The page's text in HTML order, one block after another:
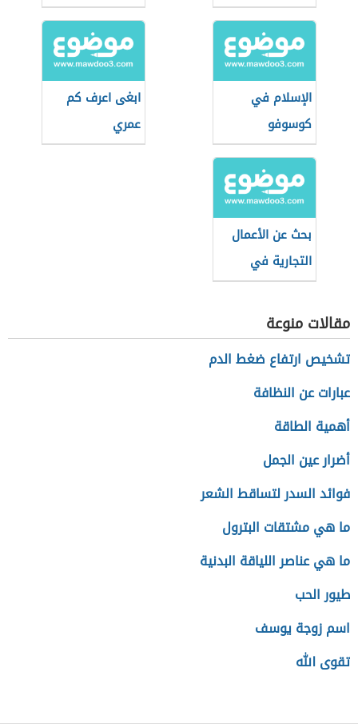
الإسلام في
كوسوفو
ابغى اعرف كم
عمري
بحث عن الأعمال
التجارية في
القانون التجاري
مقالات منوعة
تشخيص ارتفاع ضغط الدم
عبارات عن النظافة
أهمية الطاقة
أضرار عين الجمل
فوائد السدر لتساقط الشعر
ما هي مشتقات البترول
ما هي عناصر اللياقة البدنية
طيور الحب
اسم زوجة يوسف
تقوى الله